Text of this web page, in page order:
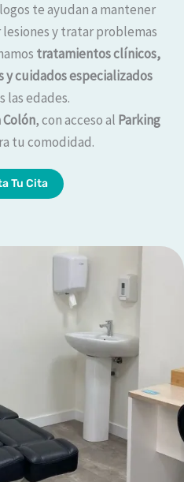
te ayudan a mantener
y tratar problemas
tratamientos clínicos,
cuidados especializados
las edades.
Colón, con acceso al Parking
tu comodidad.
Tu Cita